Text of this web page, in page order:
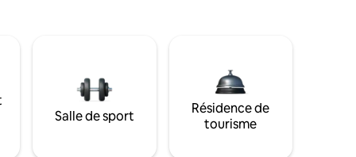
Salle de sport
Résidence de
tourisme